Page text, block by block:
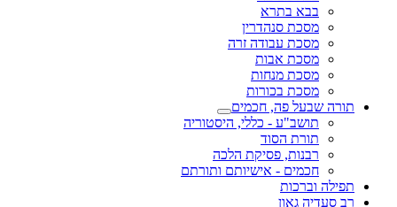
בבא בתרא
מסכת סנהדרין
מסכת עבודה זרה
מסכת אבות
מסכת מנחות
מסכת בכורות
תורה שבעל פה, חכמים
תושב"ע - כללי, היסטוריה
תורת הסוד
רבנות, פסיקת הלכה
חכמים - אישיותם ותורתם
תפילה וברכות
רב סעדיה גאון